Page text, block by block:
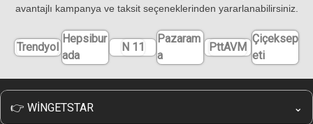
Trendyol
Hepsibur
ada
N 11
Pazaram
a
PttAVM
Çiçeksep
eti
avantajlı kampanya ve taksit seçeneklerinden yararlanabilirsiniz.
👉 WİNGETSTAR ⌄